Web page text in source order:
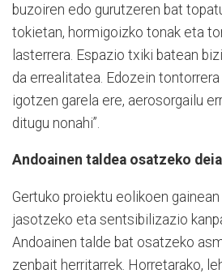
buzoiren edo gurutzeren bat
tokietan, hormigoizko tonak eta
lasterrera. Espazio txiki batean
da errealitatea. Edozein
igotzen garela ere, aerosorgailu
ditugu nonahi”.
Andoainen taldea osatzeko deia
Gertuko proiektu eolikoen
jasotzeko eta sentsibilizazio
Andoainen talde bat osatzeko
zenbait herritarrek. Horretarako,